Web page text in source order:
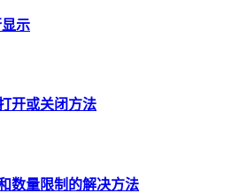
示
开或关闭方法
数量限制的解决方法